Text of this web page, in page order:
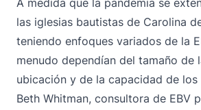
A medida que la pandemia se
las iglesias bautistas de Carolina
teniendo enfoques variados de la
menudo dependían del tamaño de
ubicación y de la capacidad de los
Beth Whitman, consultora de EBV